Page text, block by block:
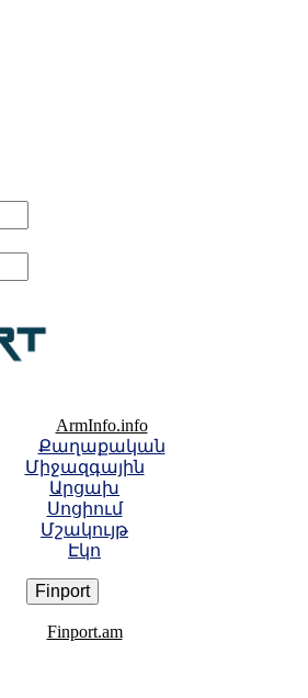
ArmInfo.info
Քաղաքական
Միջազգային
Արցախ
Սոցիում
Մշակույթ
Էկո
Finport
Finport.am